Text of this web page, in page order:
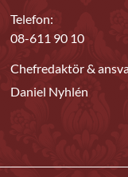
Telefon:
08-611 90 10
Chefredaktör &
Daniel Nyhlén